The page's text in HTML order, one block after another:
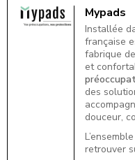
Mypads
Installée
française
fabrique
et
des
douceur,
retrouver